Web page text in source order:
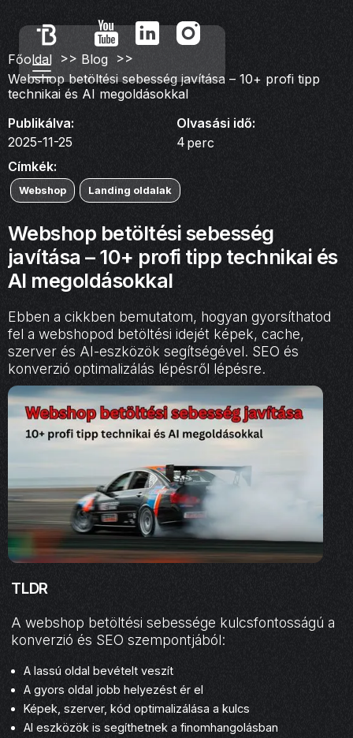
Főoldal >> Blog
>>
Webshop betöltési sebesség javítása – 10+ profi tipp
technikai és AI megoldásokkal
Publikálva:
2025-11-25
Olvasási idő:
4 perc
Címkék:
Webshop Landing oldalak
Webshop betöltési sebesség
javítása – 10+ profi tipp technikai és
AI megoldásokkal
Ebben a cikkben bemutatom, hogyan gyorsíthatod
fel a webshopod betöltési idejét képek, cache,
szerver és AI-eszközök segítségével. SEO és
konverzió optimalizálás lépésről lépésre.
TLDR
A webshop betöltési sebessége kulcsfontosságú a
konverzió és SEO szempontjából:
A lassú oldal bevételt veszít
A gyors oldal jobb helyezést ér el
Képek, szerver, kód optimalizálása a kulcs
AI eszközök is segíthetnek a finomhangolásban